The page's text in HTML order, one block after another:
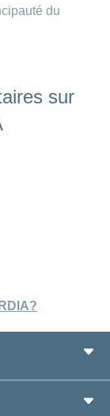
du
sur